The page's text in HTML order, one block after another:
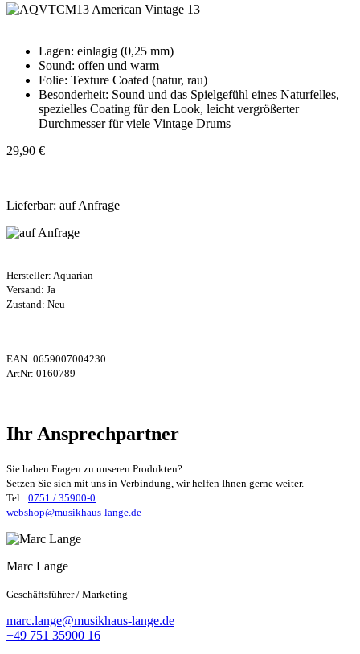
Lagen: einlagig (0,25 mm)
Sound: offen und warm
Folie: Texture Coated (natur, rau)
Besonderheit: Sound und das Spielgefühl eines Naturfelles,
spezielles Coating für den Look, leicht vergrößerter
Durchmesser für viele Vintage Drums
29,90 €
Lieferbar: auf Anfrage
Hersteller: Aquarian
Versand: Ja
Zustand: Neu
EAN: 0659007004230
ArtNr: 0160789
Ihr Ansprechpartner
Sie haben Fragen zu unseren Produkten?
Setzen Sie sich mit uns in Verbindung, wir helfen Ihnen gerne weiter.
Tel.: 0751 / 35900-0
webshop@musikhaus-lange.de
Marc Lange
Geschäftsführer / Marketing
marc.lange@musikhaus-lange.de
+49 751 35900 16